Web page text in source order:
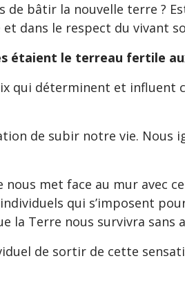
de bâtir la nouvelle terre ?
dans le respect du vivant
étaient le terreau fertile
qui déterminent et influent
de subir notre vie.
nous met face au mur avec
qui s’imposent
la Terre nous survivra sans
de sortir de cette